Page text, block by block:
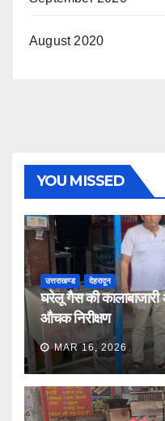
August 2020
YOU MISSED
उत्तराखण्ड देहरादून
घरेलू गैस की
औचक निरीक्षण
MAR 16, 2026